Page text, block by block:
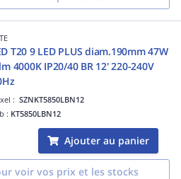
T20 9 LED PLUS diam.190mm 47W
4000K IP20/40 BR 12' 220-240V
:SZNKT5850LBN12
: KT5850LBN12
Ajouter au panier
voir vos prix et les stocks